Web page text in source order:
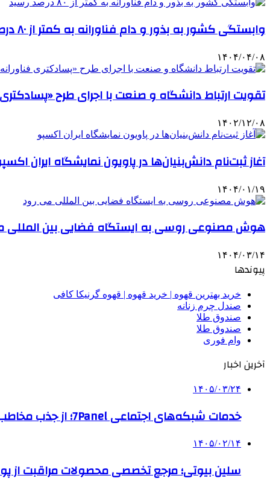
وابستگی کشور به بذور و دام فناورانه به کمتر از ۸۰ درصد رسید
۱۴۰۴/۰۴/۰۸
تقویت ارتباط دانشگاه و صنعت با اجرای طرح «پسادکتری
۱۴۰۲/۱۲/۰۸
آغاز ثبت‌نام دانش‌بنیان‌ها در پاویون نمایشگاه ایران
۱۴۰۴/۰۱/۱۹
هوش مصنوعی روسی به ایستگاه فضایی بین المللی
۱۴۰۴/۰۳/۱۴
پیوندها
خرید بهترین قهوه | خرید قهوه | قهوه گرنیکا کافی
صندل چرم زنانه
صندوق طلا
صندوق طلا
وام فوری
آخرین اخبار
۱۴۰۵/۰۳/۲۴
خدمات شبکه‌های اجتماعی 7Panel؛ از جذب مخاطب تا افزایش درآمد
۱۴۰۵/۰۲/۱۴
سلین بیوتی؛ مرجع تخصصی محصولات مراقبت از